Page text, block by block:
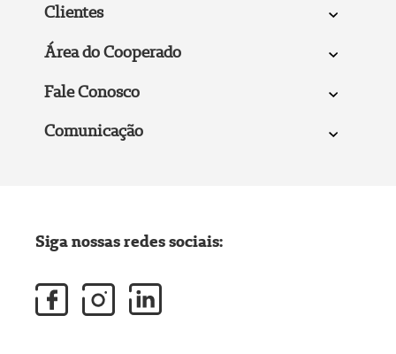
Clientes
Área do Cooperado
Fale Conosco
Comunicação
Siga nossas redes sociais: